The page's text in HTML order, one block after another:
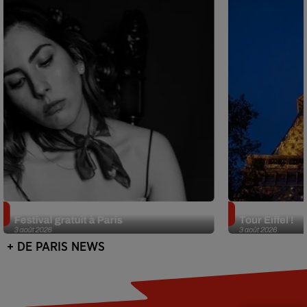
3 août 2026
Festival gratuit à Paris
3 août 2026
Tour Eiffel !
+ DE PARIS NEWS